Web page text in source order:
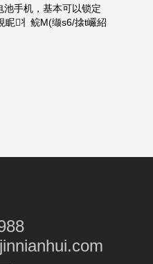
手机，基本可以锁定
眤丬鲩M(缬s6/搇t巗紹